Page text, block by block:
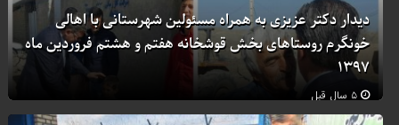
دیدار دکتر عزیزی به همراه مسئولین شهرستانی با اهالی
خونگرم روستاهای بخش قوشخانه هفتم و هشتم فروردین ماه
۱۳۹۷
۵ سال قبل